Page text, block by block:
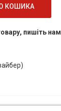
КОШИКА
пишіть нам